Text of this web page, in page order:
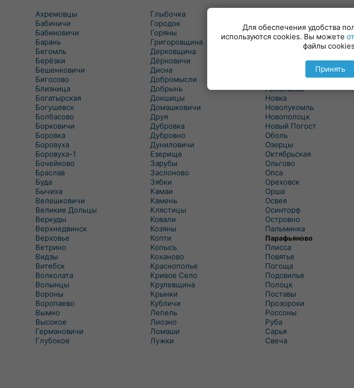
Ахремовцы
Бабиничи
Бабиновичи
Барань
Бегомль
Берёзки
Бешенковичи
Бигосово
Близница
Богатырская
Богушевск
Болбасово
Борковичи
Боровка
Боровуха
Боровуха-1
Бочейково
Браслав
Буда
Бычиха
Велешковичи
Великие Дольцы
Веркуды
Верхнедвинск
Верховье
Ветрино
Видзы
Витебск
Волколата
Волынцы
Вороны
Воропаево
Вымно
Высокое
Германовичи
Глубокое
Глыбочка
Городок
Горяны
Григоровщина
Дерковщина
Дёрновичи
Дисна
Добромысли
Добрынь
Докшицы
Домашковичи
Друя
Дубровка
Дубровно
Дуниловичи
Езерище
Зарубы
Заслоново
Зябки
Камаи
Камень
Клястицы
Ковали
Козяны
Копти
Копысь
Коханово
Краснополье
Кривое Село
Крулевщина
Крынки
Кубличи
Лепель
Лиозно
Ломаши
Лужки
Ляды
Межа
Межево
Мишневичи
Николаево
Новка
Новолукомль
Новополоцк
Новый Погост
Оболь
Озерцы
Октябрьская
Ольгово
Опса
Ореховск
Орша
Освея
Осинторф
Островно
Пальминка
Парафьяново
Плисса
Повятье
Погоща
Подсвилье
Полоцк
Поставы
Прозороки
Россоны
Руба
Сарья
Свеча
Для обеспечения удобства
используются cookies. Вы можете
файлы
Принять